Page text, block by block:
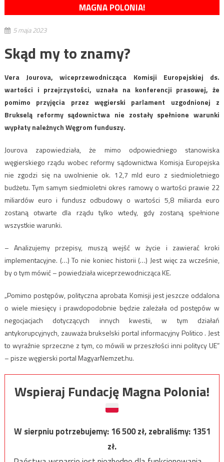
MAGNA POLONIA!
5 maja 2023
Skąd my to znamy?
Vera Jourova, wiceprzewodnicząca Komisji Europejskiej ds.
wartości i przejrzystości, uznała na konferencji prasowej, że
pomimo przyjęcia przez węgierski parlament uzgodnionej z
Brukselą reformy sądownictwa nie zostały spełnione warunki
wypłaty należnych Węgrom funduszy.
Jourova zapowiedziała, że mimo odpowiedniego stanowiska
węgierskiego rządu wobec reformy sądownictwa Komisja Europejska
nie zgodzi się na uwolnienie ok. 12,7 mld euro z siedmioletniego
budżetu. Tym samym siedmioletni okres ramowy o wartości prawie 22
miliardów euro i fundusz odbudowy o wartości 5,8 miliarda euro
zostaną otwarte dla rządu tylko wtedy, gdy zostaną spełnione
wszystkie warunki.
– Analizujemy przepisy, muszą wejść w życie i zawierać kroki
implementacyjne. (…) To nie koniec historii (…) Jest więc za wcześnie,
by o tym mówić – powiedziała wiceprzewodnicząca KE.
„Pomimo postępów, polityczna aprobata Komisji jest jeszcze oddalona
o wiele miesięcy i prawdopodobnie będzie zależała od postępów w
negocjacjach dotyczących innych kwestii, w tym działań
antykorupcyjnych, zauważa brukselski portal informacyjny Politico . Jest
to wyraźnie sprzeczne z tym, co mówili w przeszłości inni politycy UE”
– pisze węgierski portal MagyarNemzet.hu.
Wspieraj Fundację Magna Polonia!
W sierpniu potrzebujemy:16 500zł, zebraliśmy:1351
zł.